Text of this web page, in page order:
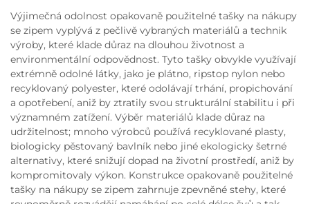
Výjimečná odolnost opakovaně použitelné tašky na nákupy
se zipem vyplývá z pečlivě vybraných materiálů a technik
výroby, které klade důraz na dlouhou životnost a
environmentální odpovědnost. Tyto tašky obvykle využívají
extrémně odolné látky, jako je plátno, ripstop nylon nebo
recyklovaný polyester, které odolávají trhání, propichování
a opotřebení, aniž by ztratily svou strukturální stabilitu i při
významném zatížení. Výběr materiálů klade důraz na
udržitelnost; mnoho výrobců používá recyklované plasty,
biologicky pěstovaný bavlník nebo jiné ekologicky šetrné
alternativy, které snižují dopad na životní prostředí, aniž by
kompromitovaly výkon. Konstrukce opakovaně použitelné
tašky na nákupy se zipem zahrnuje zpevněné stehy, které